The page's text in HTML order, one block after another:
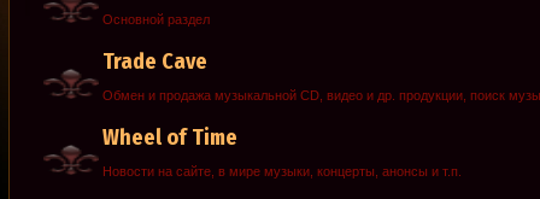
Основной раздел
Trade Cave
Обмен и продажа музыкальной CD, видео и др. продукции, поиск
Wheel of Time
Новости на сайте, в мире музыки, концерты, анонсы и т.п.